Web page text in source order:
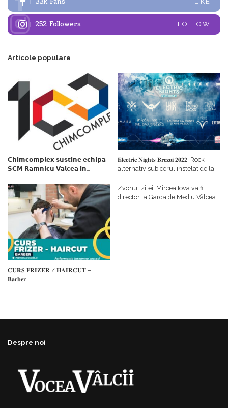
252 Followers FOLLOW
Articole populare
𝗖𝗵𝗶𝗺𝗰𝗼𝗺𝗽𝗹𝗲𝘅 𝘀𝘂𝘀𝘁𝗶𝗻𝗲 𝗲𝗰𝗵𝗶𝗽𝗮
𝗦𝗖𝗠 𝗥𝗮𝗺𝗻𝗶𝗰𝘂 𝗩𝗮𝗹𝗰𝗲𝗮 𝗶𝗻
𝗳𝗶𝗻𝗮𝗻𝘁𝗮𝘁𝗼𝗿
𝐄𝐥𝐞𝐜𝐭𝐫𝐢𝐜 𝐍𝐢𝐠𝐡𝐭𝐬 𝐁𝐫𝐞𝐳𝐨𝐢 𝟐𝟎𝟐𝟐. Rock
alternativ sub cerul înstelat de la
𝐂𝐔𝐑𝐒 𝐅𝐑𝐈𝐙𝐄𝐑 / 𝐇𝐀𝐈𝐑𝐂𝐔𝐓 –
𝐁𝐚𝐫𝐛𝐞𝐫
Zvonul zilei: Mircea Iova va fi
director la Garda de Mediu Vâlcea
Despre noi